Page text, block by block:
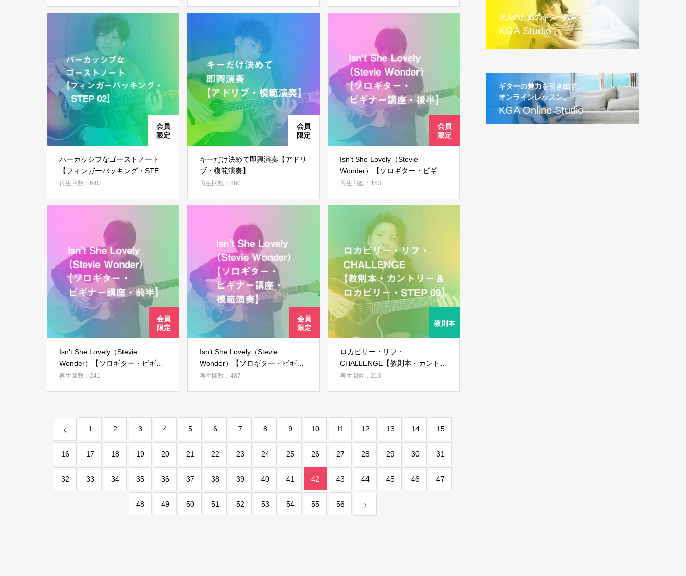
パーカッシブなゴーストノート
【フィンガーバッキング・STEP
02】
再生回数：640
キーだけ決めて即興演奏【アドリ
ブ・模範演奏】
再生回数：880
Isn’t She Lovely（Stevie
Wonder）【ソロギター・ビギナ
ー講座・後半】
再生回数：153
Isn’t She Lovely（Stevie
Wonder）【ソロギター・ビギナ
ー講座・前半】
再生回数：241
Isn’t She Lovely（Stevie
Wonder）【ソロギター・ビギナ
ー講座・模範演奏】
再生回数：487
ロカビリー・リフ・
CHALLENGE【教則本・カントリ
ー&ロカビリー・STEP 09】
再生回数：213
1 2 3 4 5 6 7 8 9 10 11 12 13 14 15
16 17 18 19 20 21 22 23 24 25 26 27 28 29 30 31
32 33 34 35 36 37 38 39 40 41 42 43 44 45 46 47
48 49 50 51 52 53 54 55 56
大人のためのギター教室
KGA Studio
ギターの魅力を引き出す、
オンラインレッスン。
KGA Online Studio